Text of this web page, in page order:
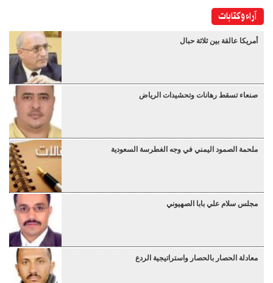
آراء وكتابات
أمريكا عالقة بين ثلاثة حبال
صنعاء تسقط رهانات وتحشيدات الرياض
ملحمة الصمود اليمني في وجه الغطرسة السعودية
مجلس سلام علي بابا الصهيوني
معادلة الحصار بالحصار واستراتيجية الردع